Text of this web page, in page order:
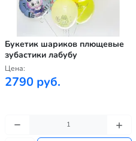
Букетик шариков плющевые
зубастики лабубу
Цена:
2790 руб.